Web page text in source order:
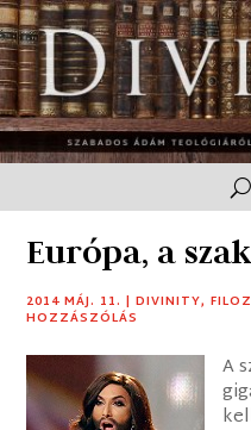
Európa, a
2014 MÁJ. 11. |DIVINITY,
HOZZÁSZÓLÁS
A